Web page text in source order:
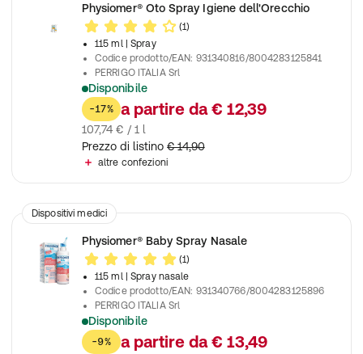
Physiomer® Oto Spray Igiene dell'Orecchio
(1)
115 ml
| Spray
Codice prodotto/EAN: 931340816/8004283125841
PERRIGO ITALIA Srl
Disponibile
Aiuta a prevenire la formazione di tappi di cerume 100% siero
-17% a partire da € 12,39
107,74 € / 1 l
Prezzo di listino € 14,90
altre confezioni
Dispositivi medici
Physiomer® Baby Spray Nasale
(1)
115 ml
| Spray nasale
Codice prodotto/EAN: 931340766/8004283125896
PERRIGO ITALIA Srl
Disponibile
Spray nebulizzato per neonati, libera le cavità nasali e
-9% a partire da € 13,49